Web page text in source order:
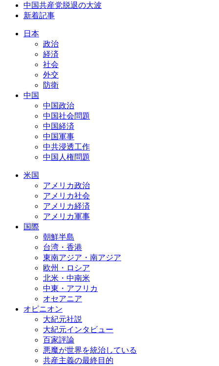
中国共産党脱退の大波
新着記事
日本
政治
経済
社会
外交
防衛
中国
中国政治
中国社会問題
中国経済
中国軍事
中共浸透工作
中国人権問題
米国
アメリカ政治
アメリカ社会
アメリカ経済
アメリカ軍事
国際
朝鮮半島
台湾・香港
東南アジア・南アジア
欧州・ロシア
北米・中南米
中東・アフリカ
オセアニア
オピニオン
大紀元社説
大紀元インタビュー
百家評論
悪魔が世界を統治している
共産主義の最終目的